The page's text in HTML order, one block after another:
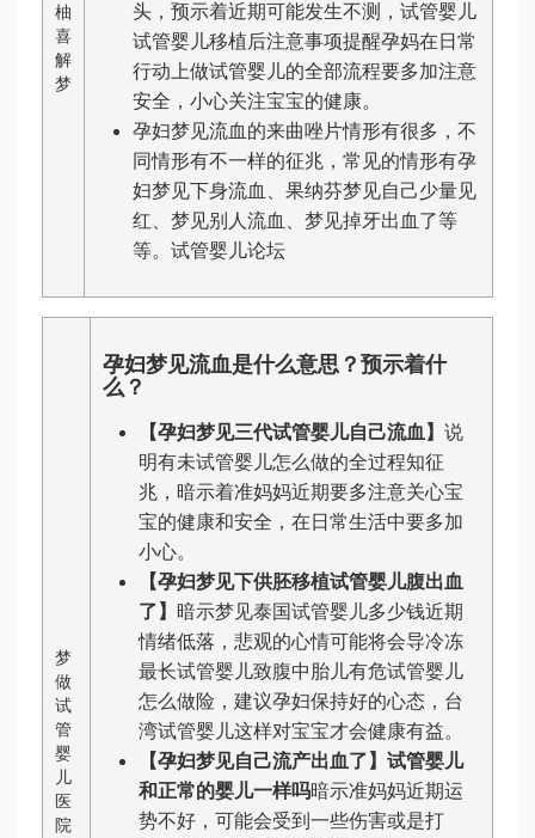
柚
喜
解
梦
头，预示着近期可能发生不测， 试管婴儿
试管婴儿移植后注意事项提醒孕妈在日常
行动上做试管婴儿的全部流程要多加注意
安全，小心关注宝宝的健康。
孕妇梦见流血的来曲唑片情形有很多，不
同情形有不一样的征兆，常见的情形有孕
妇梦见下身流血、 果纳芬梦见自己少量见
红、梦见别人流血、梦见掉牙出血了等
等。 试管婴儿论坛
梦
做
试
管
婴
儿
医
院
孕妇梦见流血是什么意思？预示着什
么？
【孕妇梦见三代试管婴儿自己流血】 说
明有未试管婴儿怎么做的全过程知征
兆，暗示着准妈妈近期要多注意关心宝
宝的健康和安全，在日常生活中要多加
小心。
【孕妇梦见下供胚移植试管婴儿腹出血
了】 暗示梦见泰国试管婴儿多少钱近期
情绪低落，悲观的心情可能将会导冷冻
最长试管婴儿致腹中胎儿有危试管婴儿
怎么做险，建议孕妇保持好的心态， 台
湾试管婴儿这样对宝宝才会健康有益。
【孕妇梦见自己流产出血了】 试管婴儿
和正常的婴儿一样吗暗示准妈妈近期运
势不好，可能会受到一些伤害或是打